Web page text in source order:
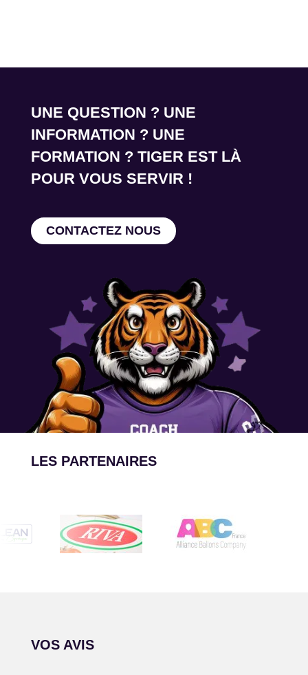
UNE QUESTION ? UNE
INFORMATION ? UNE
FORMATION ? TIGER EST LÀ
POUR VOUS SERVIR !
CONTACTEZ NOUS
LES PARTENAIRES
VOS AVIS